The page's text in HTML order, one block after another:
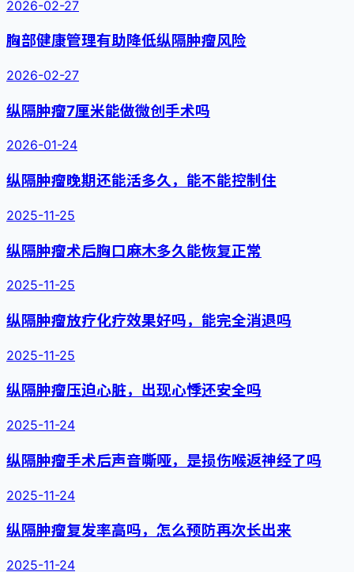
2026-02-27
胸部健康管理有助降低纵隔肿瘤风险
2026-02-27
纵隔肿瘤7厘米能做微创手术吗
2026-01-24
纵隔肿瘤晚期还能活多久，能不能控制住
2025-11-25
纵隔肿瘤术后胸口麻木多久能恢复正常
2025-11-25
纵隔肿瘤放疗化疗效果好吗，能完全消退吗
2025-11-25
纵隔肿瘤压迫心脏，出现心悸还安全吗
2025-11-24
纵隔肿瘤手术后声音嘶哑，是损伤喉返神经了吗
2025-11-24
纵隔肿瘤复发率高吗，怎么预防再次长出来
2025-11-24